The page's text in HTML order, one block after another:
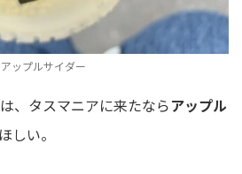
アップルサイダー
、タスマニアに来たならアップル
しい。